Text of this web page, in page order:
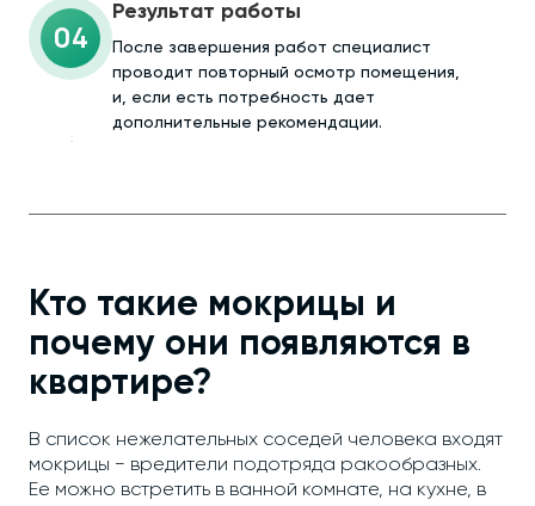
04
Результат работы
После завершения работ специалист
проводит повторный осмотр помещения,
и, если есть потребность дает
дополнительные рекомендации.
Кто такие мокрицы и
почему они появляются в
квартире?
В список нежелательных соседей человека входят
мокрицы − вредители подотряда ракообразных.
Ее можно встретить в ванной комнате, на кухне, в